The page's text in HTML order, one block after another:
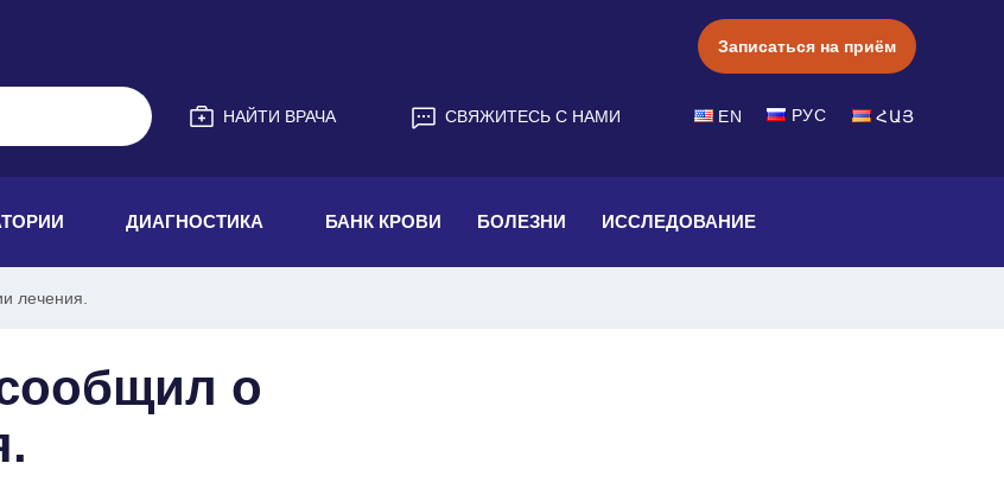
Записаться на приём
НАЙТИ ВРАЧА СВЯЖИТЕСЬ С НАМИ EN РУС ՀԱՅ
ДИАГНОСТИКА БАНК КРОВИ БОЛЕЗНИ ИССЛЕДОВАНИЕ
лечения.
о